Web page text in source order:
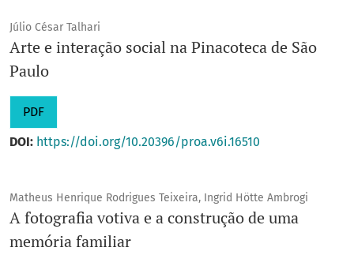
Júlio César Talhari
Arte e interação social na Pinacoteca de São
Paulo
PDF
DOI: https://doi.org/10.20396/proa.v6i.16510
Matheus Henrique Rodrigues Teixeira, Ingrid Hötte Ambrogi
A fotografia votiva e a construção de uma
memória familiar